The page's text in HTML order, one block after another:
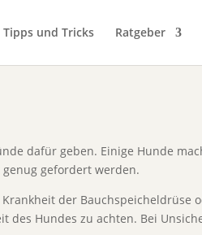
Tipps und Tricks Ratgeber
dafür geben. Einige Hunde
gefordert werden.
der Bauchspeicheldrüse
des Hundes zu achten. Bei